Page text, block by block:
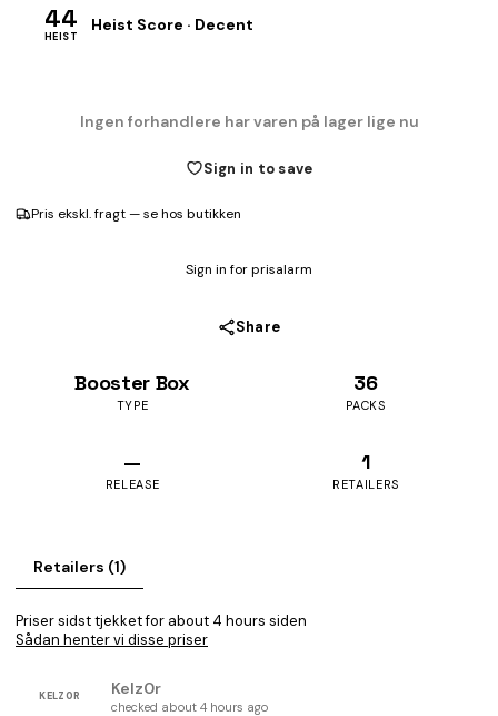
44
HEIST
Heist Score · Decent
Ingen forhandlere har varen på lager lige nu
Sign in to save
Pris ekskl. fragt — se hos butikken
Sign in for prisalarm
Share
Booster Box
TYPE
36
PACKS
—
RELEASE
1
RETAILERS
Retailers (1)
Priser sidst tjekket for about 4 hours siden
Sådan henter vi disse priser
KELZ0R Kelz0r
checked about 4 hours ago